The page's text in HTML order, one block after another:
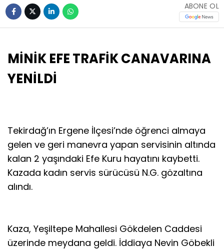
ABONE OL
MİNİK EFE TRAFİK CANAVARINA
YENİLDİ
Tekirdağ’ın Ergene İlçesi’nde öğrenci almaya
gelen ve geri manevra yapan servisinin altında
kalan 2 yaşındaki Efe Kuru hayatını kaybetti.
Kazada kadın servis sürücüsü N.G. gözaltına
alındı.
Kaza, Yeşiltepe Mahallesi Gökdelen Caddesi
üzerinde meydana geldi. İddiaya Nevin Göbekli